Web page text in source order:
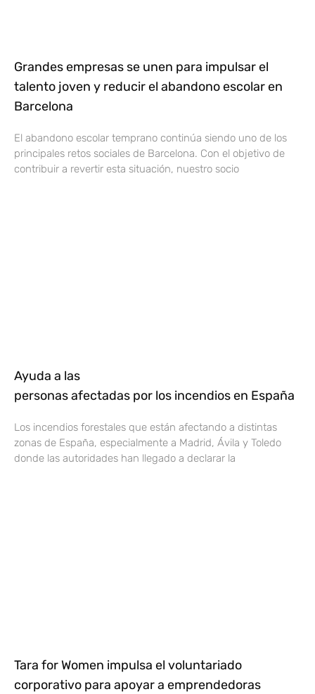
Grandes empresas se unen para impulsar el
talento joven y reducir el abandono escolar en
Barcelona
El abandono escolar temprano continúa siendo uno de los
principales retos sociales de Barcelona. Con el objetivo de
contribuir a revertir esta situación, nuestro socio
Ayuda a las
personas afectadas por los incendios en España
Los incendios forestales que están afectando a distintas
zonas de España, especialmente a Madrid, Ávila y Toledo
donde las autoridades han llegado a declarar la
Tara for Women impulsa el voluntariado
corporativo para apoyar a emprendedoras